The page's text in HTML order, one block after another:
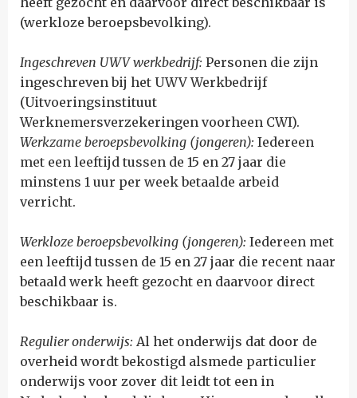
(werkloze beroepsbevolking).
Ingeschreven UWV werkbedrijf: Personen die zijn
ingeschreven bij het UWV Werkbedrijf
(Uitvoeringsinstituut
Werknemersverzekeringen voorheen CWI).
Werkzame beroepsbevolking (jongeren): Iedereen
met een leeftijd tussen de 15 en 27 jaar die
minstens 1 uur per week betaalde arbeid
verricht.
Werkloze beroepsbevolking (jongeren): Iedereen met
een leeftijd tussen de 15 en 27 jaar die recent naar
betaald werk heeft gezocht en daarvoor direct
beschikbaar is.
Regulier onderwijs: Al het onderwijs dat door de
overheid wordt bekostigd alsmede particulier
onderwijs voor zover dit leidt tot een in